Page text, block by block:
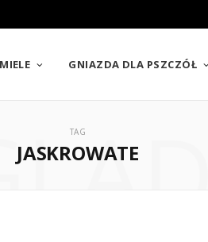
GNIAZDA DLA PSZCZÓŁ
TAG
JASKROWATE